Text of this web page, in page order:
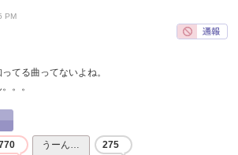
PM
てる曲ってないよね。
。。
うーん… 275